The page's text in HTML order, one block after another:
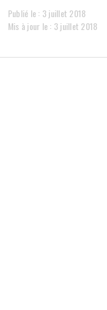
Publié le : 3 juillet 2018
Mis à jour le : 3 juillet 2018